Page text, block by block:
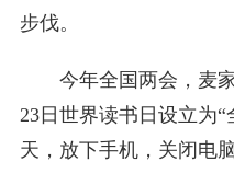
步伐。
今年全国两会，麦
23日世界读书日设立为
天，放下手机，关闭电